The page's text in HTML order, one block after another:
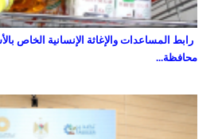
رابط المساعدات والإغاثة الإنسانية الخاص
محافظة...